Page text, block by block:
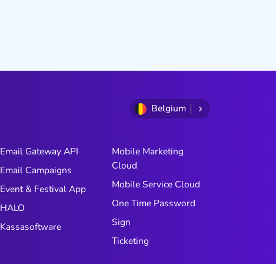
Belgium
Email Gateway API
Email Campaigns
Event & Festival App
HALO
Kassasoftware
Mobile Marketing
Cloud
Mobile Service Cloud
One Time Password
Sign
Ticketing